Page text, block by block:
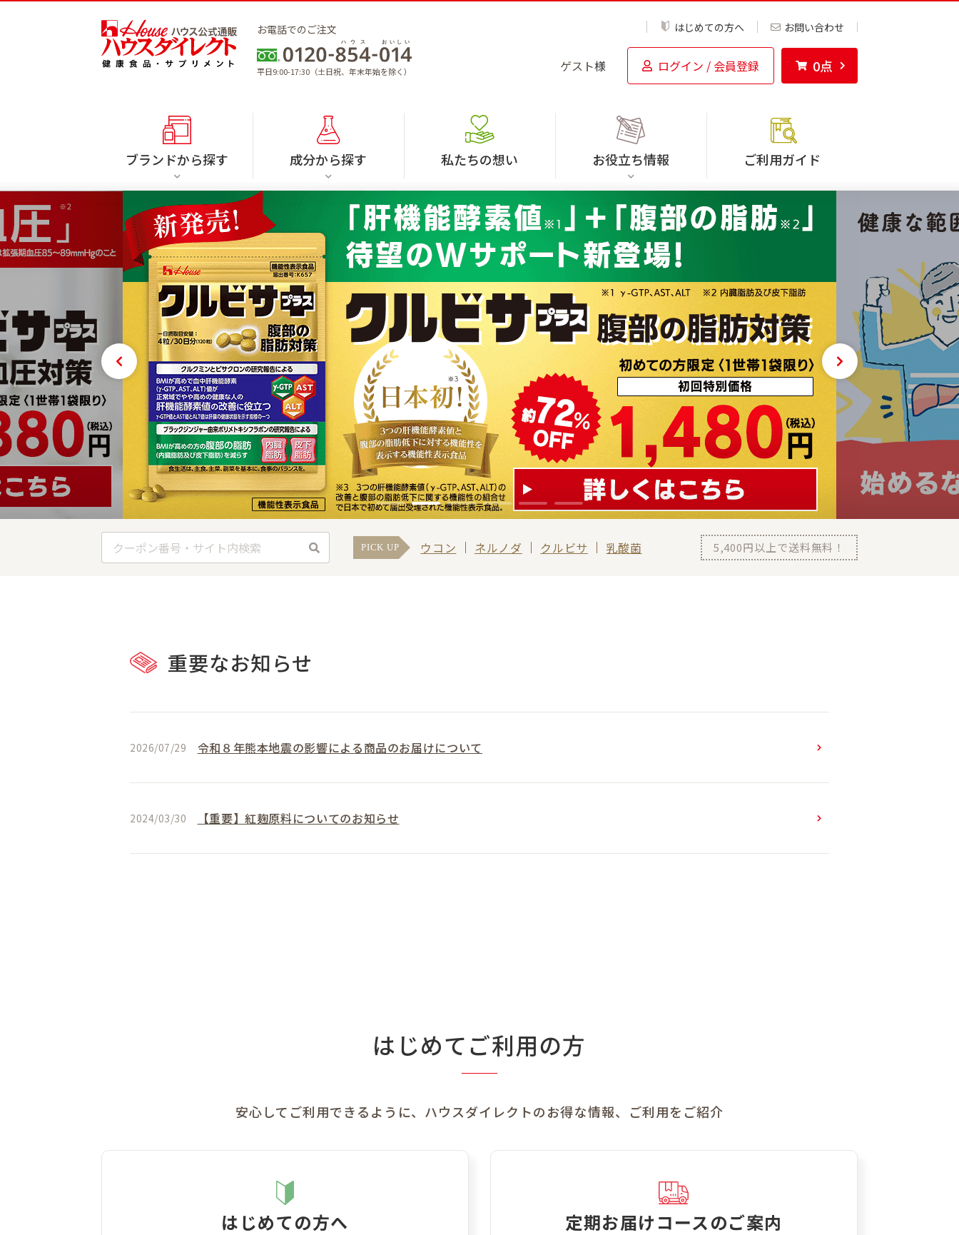
お電話でのご注文
平日9:00-17:30（土日祝、年末年始を除く）
はじめての方へ お問い合わせ
ゲスト様 ログイン / 会員登録 0点
ブランドから探す 成分から探す 私たちの想い お役立ち情報 ご利用ガイド
PICK UP ウコン ネルノダ クルビサ 乳酸菌 5,400円以上で送料無料！
重要なお知らせ
2026/07/29 令和８年熊本地震の影響による商品のお届けについて
2024/03/30 【重要】紅麹原料についてのお知らせ
はじめてご利用の方
安心してご利用できるように、 ハウスダイレクトのお得な情報、 ご利用をご紹介
はじめての方へ 定期お届けコースのご案内